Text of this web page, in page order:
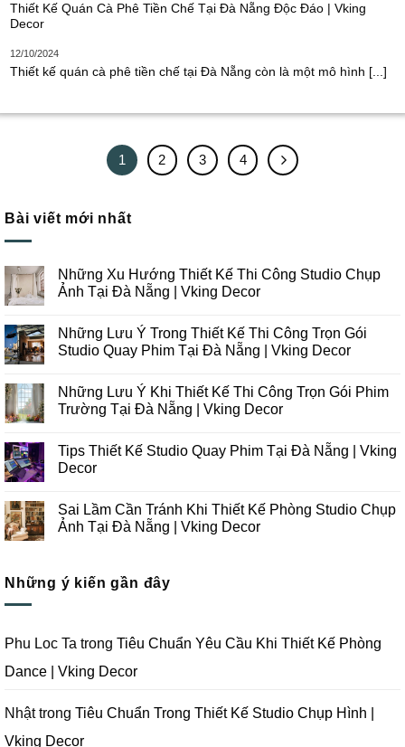
Thiết Kế Quán Cà Phê Tiền Chế Tại Đà Nẵng Độc Đáo | Vking
Decor
12/10/2024
Thiết kế quán cà phê tiền chế tại Đà Nẵng còn là một mô hình [...]
1 2 3 4
Bài viết mới nhất
Những Xu Hướng Thiết Kế Thi Công Studio Chụp
Ảnh Tại Đà Nẵng | Vking Decor
bình
luận
ở
Hướng
Thiết
Kế
Studio
Chụp
Ảnh
Nẵng
Vking
Những Lưu Ý Trong Thiết Kế Thi Công Trọn Gói
Studio Quay Phim Tại Đà Nẵng | Vking Decor
bình
luận
ở
Ý
Trong
Thiết
Công
Trọn
Gói
Tại
Đà
Decor
Những Lưu Ý Khi Thiết Kế Thi Công Trọn Gói Phim
Trường Tại Đà Nẵng | Vking Decor
bình
luận
ở
Ý
Khi
Thiết
Trọn
Gói
Đà
Nẵng
Vking
Tips Thiết Kế Studio Quay Phim Tại Đà Nẵng | Vking
Decor
bình
luận
ở
Studio
Quay
Nẵng
|
Decor
Sai Lầm Cần Tránh Khi Thiết Kế Phòng Studio Chụp
Ảnh Tại Đà Nẵng | Vking Decor
luận
ở
Tránh
Khi
Kế
Chụp
Ảnh
Đà
Những ý kiến gần đây
Phu Loc Ta trong Tiêu Chuẩn Yêu Cầu Khi Thiết Kế Phòng
Dance | Vking Decor
Nhậttrong Tiêu Chuẩn Trong Thiết Kế Studio Chụp Hình |
Vking Decor